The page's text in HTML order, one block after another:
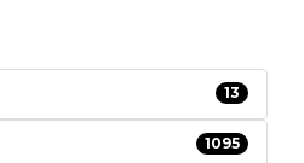
13
1095